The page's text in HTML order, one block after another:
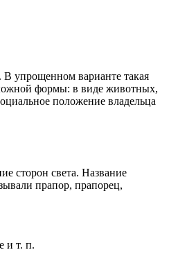
В упрощенном варианте такая
формы: в виде животных,
положение владельца
сторон света. Название
прапор, прапорец,
и т. п.